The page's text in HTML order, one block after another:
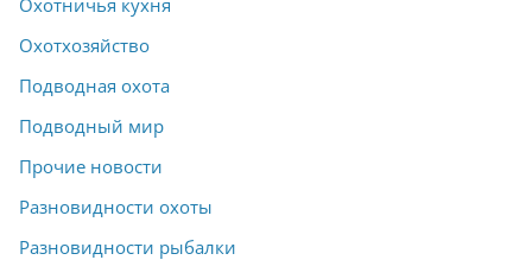
Охотхозяйство
Подводная охота
Подводный мир
Прочие новости
Разновидности охоты
Разновидности рыбалки